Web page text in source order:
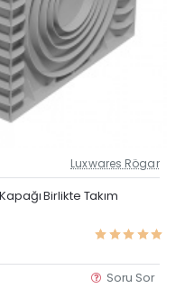
Güncel Fiyat
Luxwares Rögar
Birlikte Takım
Soru Sor